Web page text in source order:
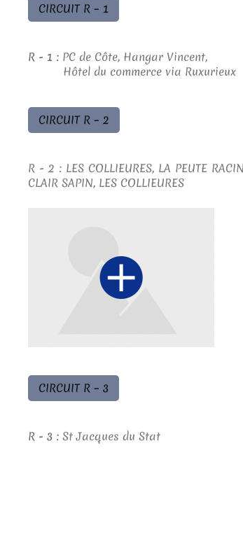
CIRCUIT R – 1
R - 1 : PC de Côte, Hangar Vincent,
Hôtel du commerce via Ruxurieux
CIRCUIT R – 2
R - 2 : LES COLLIEURES, LA PEUTE
CLAIR SAPIN, LES COLLIEURES
CIRCUIT R – 3
R - 3 :St Jacques du Stat